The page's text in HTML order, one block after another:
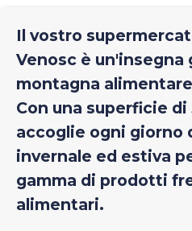
Il vostro
Venosc è un'insegna
montagna
Con una superficie di
accoglie ogni giorno
invernale ed estiva
gamma di prodotti
alimentari.